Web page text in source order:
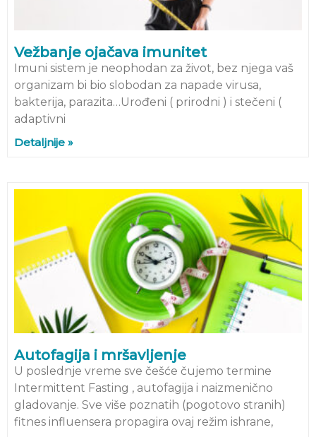
Vežbanje ojačava imunitet
Imuni sistem je neophodan za život, bez njega vaš
organizam bi bio slobodan za napade virusa,
bakterija, parazita…Urođeni ( prirodni ) i stečeni (
adaptivni
Detaljnije »
Autofagija i mršavljenje
U poslednje vreme sve češće čujemo termine
Intermittent Fasting , autofagija i naizmenično
gladovanje. Sve više poznatih (pogotovo stranih)
fitnes influensera propagira ovaj režim ishrane,